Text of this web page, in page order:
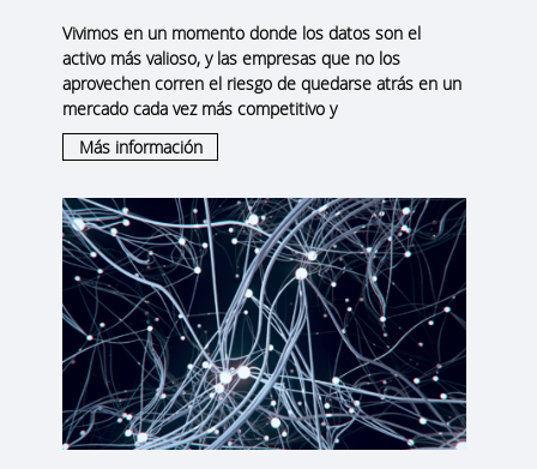
Vivimos en un momento donde los datos son el
activo más valioso, y las empresas que no los
aprovechen corren el riesgo de quedarse atrás en un
mercado cada vez más competitivo y
Más información